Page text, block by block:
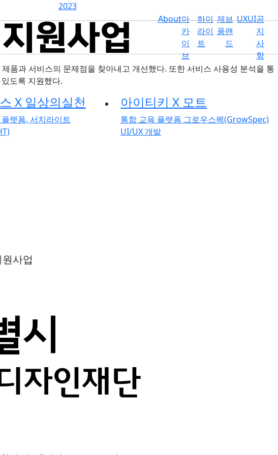
About아
카
이
브
하이
라이
트
제
품
브
랜
드
UXUI공
지
사
항
2023
품과 서비스의 문제점을 찾아내고 개선했다. 또한 서비스 사용성 분석을 통
도록 지원했다.
X 일상의실천
랫폼, 서치라이트
아이티키 X 모트
통합 교육 플랫폼 그로우스펙(GrowSpec)
UI/UX 개발
사업